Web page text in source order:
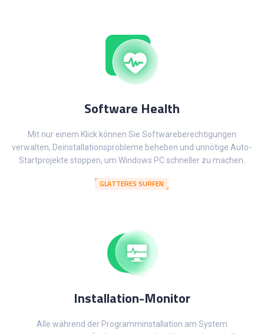
Software Health
Mit nur einem Klick können Sie Softwareberechtigungen
verwalten, Deinstallationsprobleme beheben und unnötige Auto-
Startprojekte stoppen, um Windows PC schneller zu machen.
GLATTERES SURFEN
Installation-Monitor
Alle während der Programminstallation am System